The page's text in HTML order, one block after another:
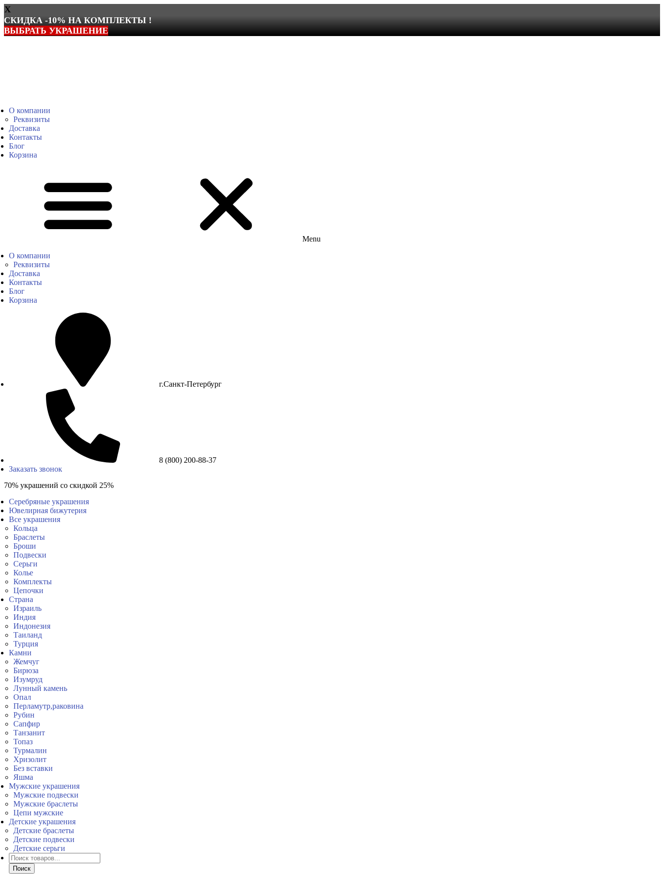
X
СКИДКА -10% НА КОМПЛЕКТЫ !
ВЫБРАТЬ УКРАШЕНИЕ
О компании
Реквизиты
Доставка
Контакты
Блог
Корзина
Menu
О компании
Реквизиты
Доставка
Контакты
Блог
Корзина
г.Санкт-Петербург
8 (800) 200-88-37
Заказать звонок
70% украшений со скидкой 25%
Серебряные украшения
Ювелирная бижутерия
Все украшения
Кольца
Браслеты
Броши
Подвески
Серьги
Колье
Комплекты
Цепочки
Страна
Израиль
Индия
Индонезия
Таиланд
Турция
Камни
Жемчуг
Бирюза
Изумруд
Лунный камень
Опал
Перламутр,раковина
Рубин
Сапфир
Танзанит
Топаз
Турмалин
Хризолит
Без вставки
Яшма
Мужские украшения
Мужские подвески
Мужские браслеты
Цепи мужские
Детские украшения
Детские браслеты
Детские подвески
Детские серьги
Поиск
товаров
Поиск